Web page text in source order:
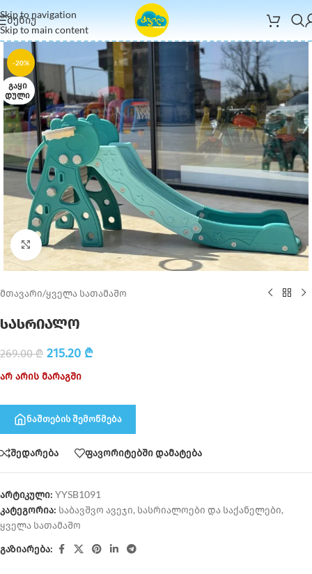
Skip to navigation
Skip to main content
ᲛᲔᲜᲘᲣ
-20%
ᲒᲐᲧᲘ
ᲓᲣᲚᲘ
Click to enlarge
მთავარი/ყველა სათამაშო
სასრიალო
269.00₾ 215.20 ₾
არ არის მარაგში
ნაშთების შემოწმება
შედარება ფავორიტებში დამატება
არტიკული: YYSB1091
კატეგორია: საბავშვო ავეჯი, სასრიალოები და საქანელები,
ყველა სათამაშო
გაზიარება: